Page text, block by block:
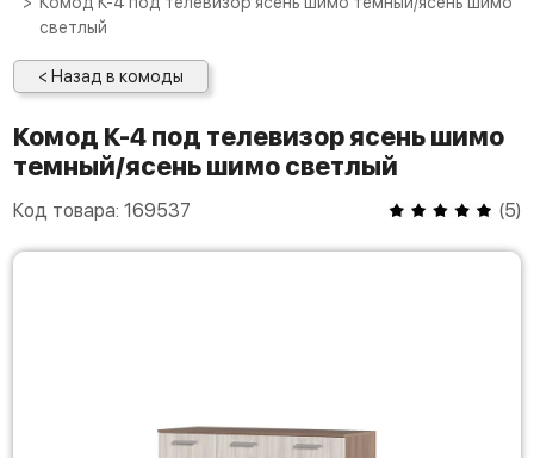
светлый
< Назад в комоды
Комод К-4 под телевизор ясень шимо
темный/ясень шимо светлый
Код товара: 169537 (5)